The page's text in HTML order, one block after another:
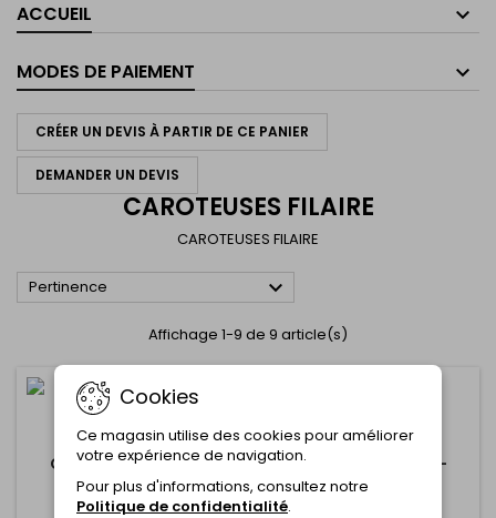
ACCUEIL
MODES DE PAIEMENT
CRÉER UN DEVIS À PARTIR DE CE PANIER
DEMANDER UN DEVIS
CAROTEUSES FILAIRE
CAROTEUSES FILAIRE
Pertinence 
Affichage 1-9 de 9 article(s)
MARQUE:MILWAUKEE
CAROTTEUSE 250MM FILAIRE 2800W-DCM2 250C-
MILWAUKEE
Commentaire(s):
Cookies
Ce magasin utilise des cookies pour améliorer
votre expérience de navigation.
Pour plus d'informations, consultez notre
Politique de confidentialité.